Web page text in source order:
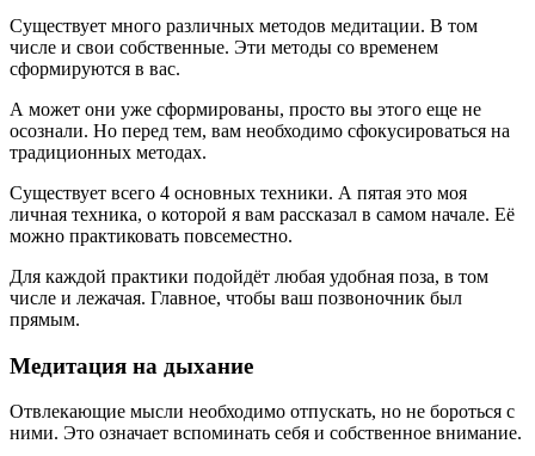
Существует много различных методов медитации. В том
числе и свои собственные. Эти методы со временем
сформируются в вас.
А может они уже сформированы, просто вы этого еще не
осознали. Но перед тем, вам необходимо сфокусироваться на
традиционных методах.
Существует всего 4 основных техники. А пятая это моя
личная техника, о которой я вам рассказал в самом начале. Её
можно практиковать повсеместно.
Для каждой практики подойдёт любая удобная поза, в том
числе и лежачая. Главное, чтобы ваш позвоночник был
прямым.
Медитация на дыхание
Отвлекающие мысли необходимо отпускать, но не бороться с
ними. Это означает вспоминать себя и собственное внимание.